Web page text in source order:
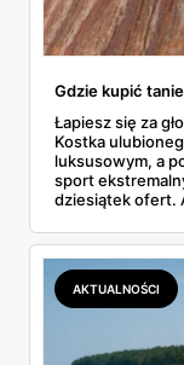
Gdzie kupić
Łapiesz się za
Kostka
luksusowym, a
sport
dziesiątek ofert.
największych
podpowiemy,
promocyjnych.
AKTUALNOŚCI